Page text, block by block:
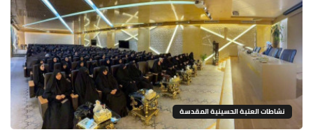
نشاطات العتبة الحسينية المقدسة